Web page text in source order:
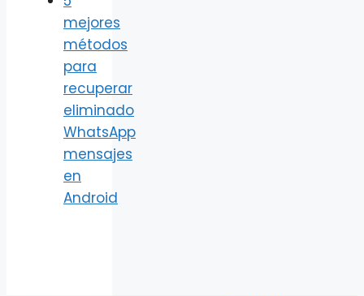
mejores
métodos
para
recuperar
eliminado
WhatsApp
mensajes
en
Android